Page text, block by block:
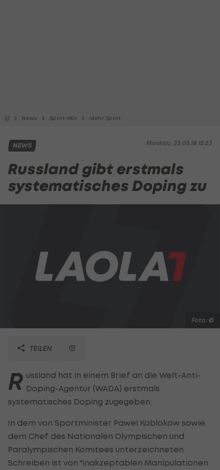
News Sport-Mix Mehr Sport
Moskau, 25.05.18 15:23
NEWS
Russland gibt erstmals
systematisches Doping zu
Foto: ©
TEILEN
R ussland hat in einem Brief an die Welt-Anti-
Doping-Agentur (WADA) erstmals
systematisches Doping zugegeben.
In dem von Sportminister Pawel Koblokow sowie
dem Chef des Nationalen Olympischen und
Paralympischen Komitees unterzeichneten
Schreiben ist von "inakzeptablen Manipulationen